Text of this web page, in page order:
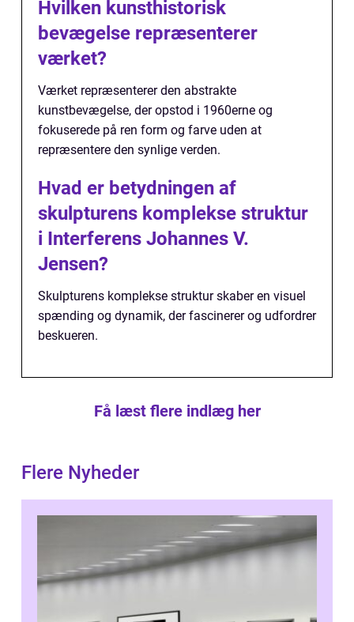
Hvilken kunsthistorisk
bevægelse repræsenterer
værket?
Værket repræsenterer den abstrakte
kunstbevægelse, der opstod i 1960erne og
fokuserede på ren form og farve uden at
repræsentere den synlige verden.
Hvad er betydningen af
skulpturens komplekse struktur
i Interferens Johannes V.
Jensen?
Skulpturens komplekse struktur skaber en visuel
spænding og dynamik, der fascinerer og udfordrer
beskueren.
Få læst flere indlæg her
Flere Nyheder